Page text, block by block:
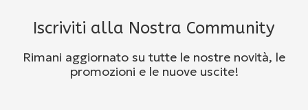
Iscriviti alla Nostra Community
Rimani aggiornato su tutte le nostre novità, le
promozioni e le nuove uscite!